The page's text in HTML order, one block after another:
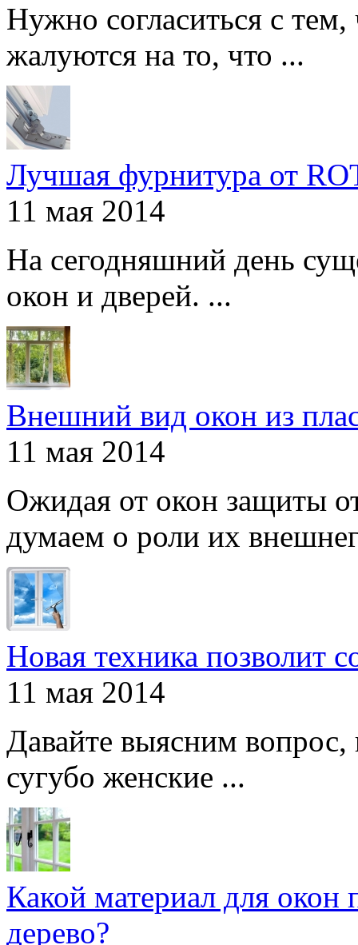
Нужно согласиться с
жалуются на то, что ...
Лучшая фурнитура от
11 мая 2014
На сегодняшний день
окон и дверей. ...
Внешний вид окон из
11 мая 2014
Ожидая от окон защиты
думаем о роли их
Новая техника позволит
11 мая 2014
Давайте выясним
сугубо женские ...
Какой материал для окон
дерево?